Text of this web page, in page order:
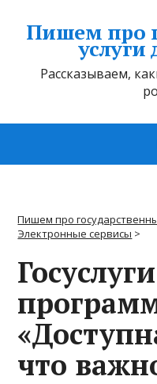
Пишем про
услуги
Рассказываем,
Пишем про
Электронные сервисы >
что